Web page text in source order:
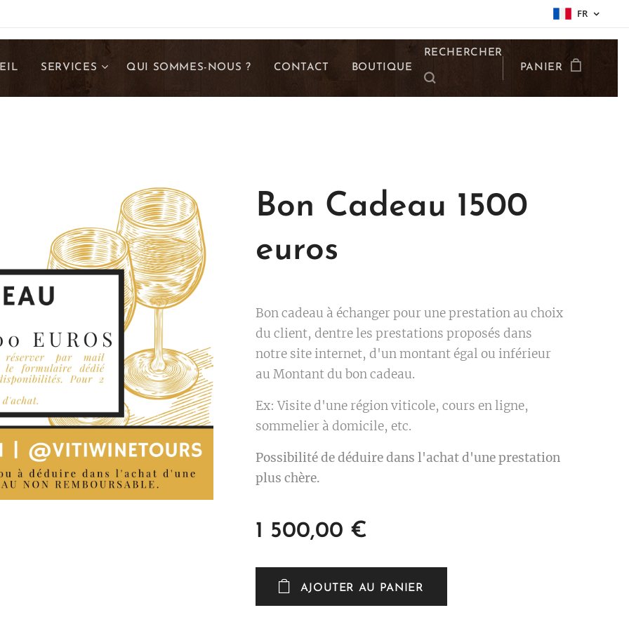
FR
SERVICES QUI SOMMES-NOUS ? CONTACT BOUTIQUE
RECHERCHER
PANIER
Bon Cadeau 1500
euros
Bon cadeau à échanger pour une prestation au choix
du client, dentre les prestations proposés dans
notre site internet, d'un montant égal ou inférieur
au Montant du bon cadeau.
Ex: Visite d'une région viticole, cours en ligne,
sommelier à domicile, etc.
Possibilité de déduire dans l'achat d'une prestation
plus chère.
1 500,00 €
AJOUTER AU PANIER